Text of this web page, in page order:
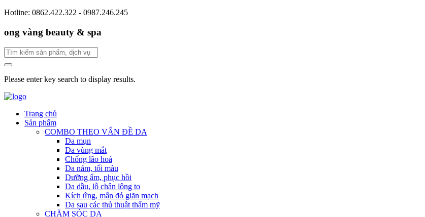
Hotline: 0862.422.322 - 0987.246.245
ong vàng beauty & spa
Please enter key search to display results.
Trang chủ
Sản phẩm
COMBO THEO VẤN ĐỀ DA
Da mụn
Da vùng mắt
Chống lão hoá
Da nám, tối màu
Dưỡng ẩm, phục hồi
Da dầu, lỗ chân lông to
Kích ứng, mẫn đỏ giãn mạch
Da sau các thủ thuật thẩm mỹ
CHĂM SÓC DA